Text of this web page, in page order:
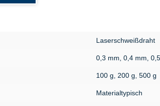
Laserschweißdraht
0,3 mm, 0,4 mm,
100 g, 200 g, 500 g
Materialtypisch